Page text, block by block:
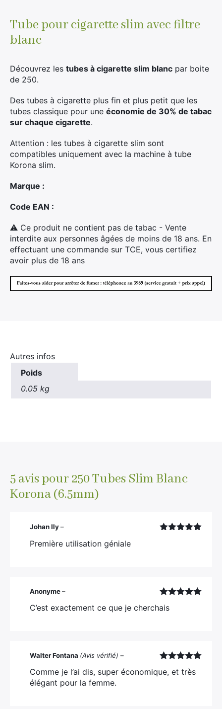
ce
produit
Tube pour cigarette slim avec filtre
blanc
Découvrez les tubes à cigarette slim blanc par boite
de 250.
Des tubes à cigarette plus fin et plus petit que les
tubes classique pour une économie de 30% de tabac
sur chaque cigarette.
Attention : les tubes à cigarette slim sont
compatibles uniquement avec la machine à tube
Korona slim.
Marque :
Code EAN :
⚠ Ce produit ne contient pas de tabac - Vente
interdite aux personnes âgées de moins de 18 ans. En
effectuant une commande sur TCE, vous certifiez
avoir plus de 18 ans
Autres infos
Poids
0.05 kg
5 avis pour250 Tubes Slim Blanc
Korona (6.5mm)
Johan Ily–
Première utilisation géniale
5
Anonyme–
C’est exactement ce que je cherchais
sur
5
Walter Fontana (Avis vérifié) –
Comme je l’ai dis, super économique, et très
élégant pour la femme.